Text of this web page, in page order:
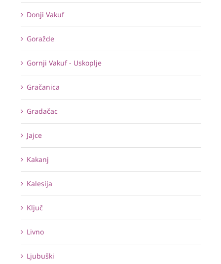
Donji Vakuf
Goražde
Gornji Vakuf - Uskoplje
Gračanica
Gradačac
Jajce
Kakanj
Kalesija
Ključ
Livno
Ljubuški